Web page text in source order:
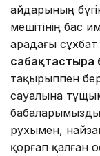
айдарының
мешітінің бас
арадағы сұхбат
сабақтастыра
тақырыппен
сауалына
рухымен,
қорғап қалған